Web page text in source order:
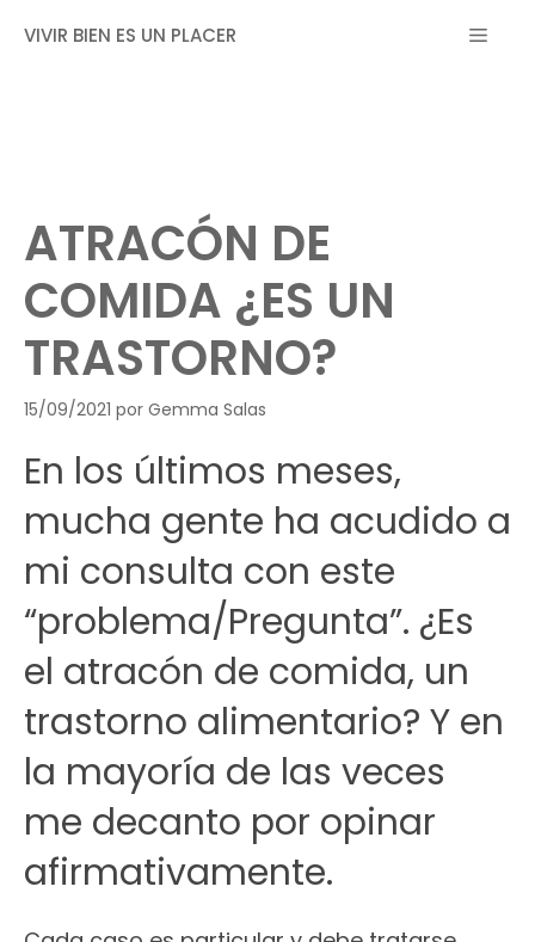
VIVIR BIEN ES UN PLACER MENÚ
ATRACÓN DE
COMIDA ¿ES UN
TRASTORNO?
15/09/2021 por Gemma Salas
En los últimos meses,
mucha gente ha acudido a
mi consulta con este
“problema/Pregunta”. ¿Es
el atracón de comida, un
trastorno alimentario? Y en
la mayoría de las veces
me decanto por opinar
afirmativamente.